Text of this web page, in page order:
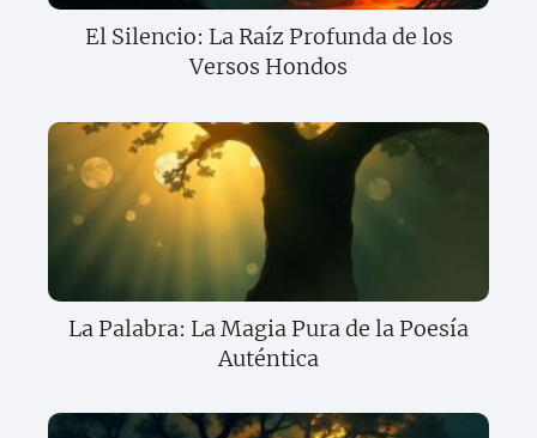
El Silencio: La Raíz Profunda de los
Versos Hondos
La Palabra: La Magia Pura de la Poesía
Auténtica